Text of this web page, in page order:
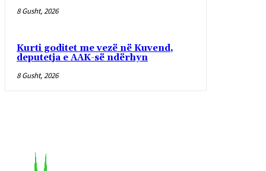
8 Gusht, 2026
Kurti goditet me vezë në Kuvend,
deputetja e AAK-së ndërhyn
8 Gusht, 2026